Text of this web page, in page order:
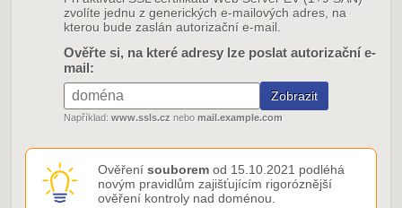
zvolíte jednu z generických e-mailových adres, na
kterou bude zaslán autorizační e-mail.
Ověřte si, na které adresy lze poslat autorizační e-
mail:
Například: www.ssls.cz nebo mail.example.com
Ověření souborem od 15.10.2021 podléhá
novým pravidlům zajišťujícím rigoróznější
ověření kontroly nad doménou.